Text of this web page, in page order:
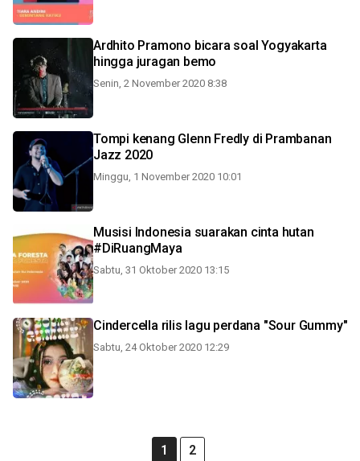
Ardhito Pramono bicara soal Yogyakarta
hingga juragan bemo
Senin, 2 November 2020 8:38
Tompi kenang Glenn Fredly di Prambanan
Jazz 2020
Minggu, 1 November 2020 10:01
Musisi Indonesia suarakan cinta hutan
#DiRuangMaya
Sabtu, 31 Oktober 2020 13:15
Cindercella rilis lagu perdana "Sour Gummy"
Sabtu, 24 Oktober 2020 12:29
1 2